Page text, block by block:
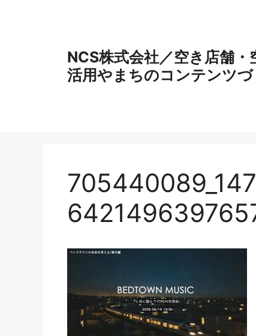
NCS株式会社／空き店舗・
活用やまちのコンテンツ